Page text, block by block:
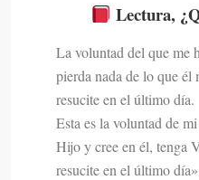
Lectura,
La voluntad del que me
pierda nada de lo que él
resucite en el último día.
Esta es la voluntad de
Hijo y cree en él, tenga
resucite en el último